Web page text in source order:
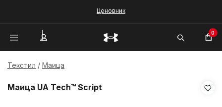
Ценовник
0
Текстил Маица
Маица UA Tech™ Script